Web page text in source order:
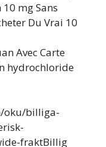
mg Sans
Du Vrai 10
Avec Carte
hydrochloride
oku/billiga-
fraktBillig